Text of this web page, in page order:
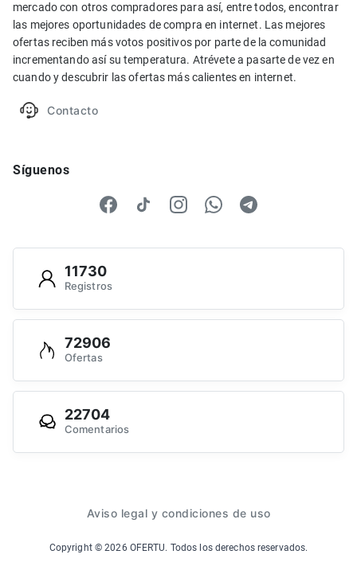
mercado con otros compradores para así, entre todos, encontrar
las mejores oportunidades de compra en internet. Las mejores
ofertas reciben más votos positivos por parte de la comunidad
incrementando así su temperatura. Atrévete a pasarte de vez en
cuando y descubrir las ofertas más calientes en internet.
Contacto
Síguenos
11730
Registros
72906
Ofertas
22704
Comentarios
Aviso legal y condiciones de uso
Copyright ©2026 OFERTU. Todos los derechos reservados.